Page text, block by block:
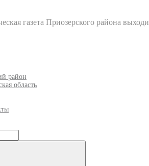
газета Приозерского района
район
область